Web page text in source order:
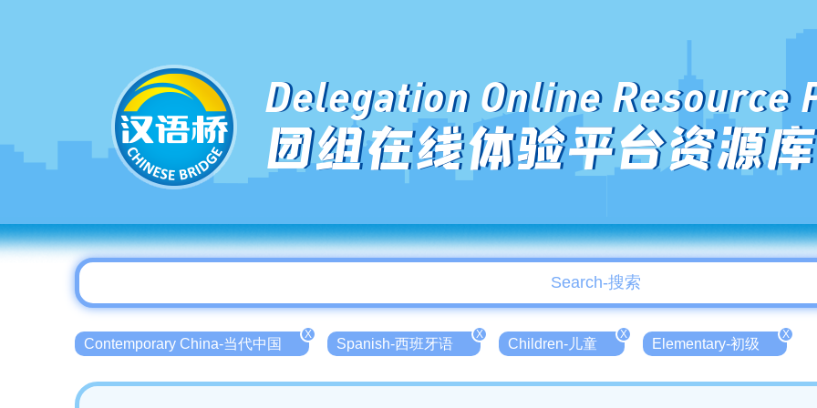
Delegation Online Resource
团组在线体验平台资源库
Contemporary China-当代中国
X
Spanish-西班牙语
X
Children-儿童
X
Elementary-初级
X